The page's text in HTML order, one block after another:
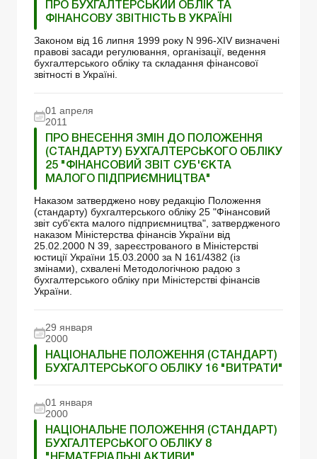
ПРО БУХГАЛТЕРСЬКИЙ ОБЛІК ТА
ФІНАНСОВУ ЗВІТНІСТЬ В УКРАЇНІ
Законом від 16 липня 1999 року N 996-XIV визначені
правові засади регулювання, організації, ведення
бухгалтерського обліку та складання фінансової
звітності в Україні.
01 апреля
2011
ПРО ВНЕСЕННЯ ЗМІН ДО ПОЛОЖЕННЯ
(СТАНДАРТУ) БУХГАЛТЕРСЬКОГО ОБЛІКУ
25 "ФІНАНСОВИЙ ЗВІТ СУБ'ЄКТА
МАЛОГО ПІДПРИЄМНИЦТВА"
Наказом затверджено нову редакцію Положення
(стандарту) бухгалтерського обліку 25 "Фінансовий
звіт суб'єкта малого підприємництва", затвердженого
наказом Міністерства фінансів України від
25.02.2000 N 39, зареєстрованого в Міністерстві
юстиції України 15.03.2000 за N 161/4382 (із
змінами), схвалені Методологічною радою з
бухгалтерського обліку при Міністерстві фінансів
України.
29 января
2000
НАЦІОНАЛЬНЕ ПОЛОЖЕННЯ (СТАНДАРТ)
БУХГАЛТЕРСЬКОГО ОБЛІКУ 16 "ВИТРАТИ"
01 января
2000
НАЦІОНАЛЬНЕ ПОЛОЖЕННЯ (СТАНДАРТ)
БУХГАЛТЕРСЬКОГО ОБЛІКУ 8